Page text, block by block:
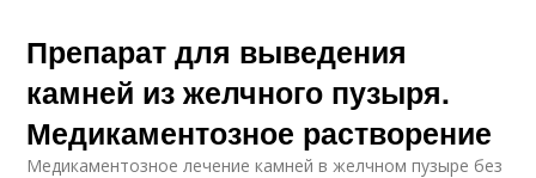
Препарат для выведения
камней из желчного пузыря.
Медикаментозное растворение
Медикаментозное лечение камней в желчном пузыре без